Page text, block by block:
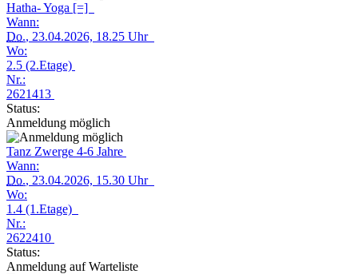
Hatha- Yoga [=]
Wann:
Do., 23.04.2026, 18.25 Uhr
Wo:
2.5 (2.Etage)
Nr.:
2621413
Status:
Anmeldung möglich
Tanz Zwerge 4-6 Jahre
Wann:
Do., 23.04.2026, 15.30 Uhr
Wo:
1.4 (1.Etage)
Nr.:
2622410
Status:
Anmeldung auf Warteliste